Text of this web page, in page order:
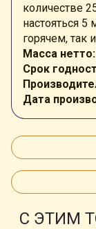
количестве
настояться
горячем, так
Масса нетто:
Срок
Дата
С ЭТИМ